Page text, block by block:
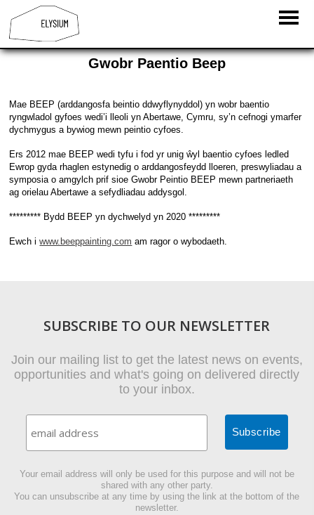
Gwobr Paentio Beep
Mae BEEP (arddangosfa beintio ddwyflynyddol) yn wobr baentio
ryngwladol gyfoes wedi’i lleoli yn Abertawe, Cymru, sy’n cefnogi ymarfer
dychmygus a bywiog mewn peintio cyfoes.
Ers 2012 mae BEEP wedi tyfu i fod yr unig ŵyl baentio cyfoes ledled
Ewrop gyda rhaglen estynedig o arddangosfeydd lloeren, preswyliadau a
symposia o amgylch prif sioe Gwobr Peintio BEEP mewn partneriaeth
ag orielau Abertawe a sefydliadau addysgol.
********* Bydd BEEP yn dychwelyd yn 2020 *********
Ewch iwww.beeppainting.com am ragor o wybodaeth.
SUBSCRIBE TO OUR NEWSLETTER
Join our mailing list to get the latest news on events,
opportunities and what's going on delivered directly
to your inbox.
Your email address will only be used for this purpose and will not be
shared with any other party.
You can unsubscribe at any time by using the link at the bottom of the
newsletter.